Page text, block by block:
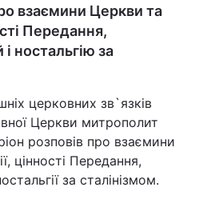
взаємини Церкви та
Передання,
ностальгію за
церковних зв`язків
Церкви митрополит
розповів про взаємини
цінності Передання,
за сталінізмом.